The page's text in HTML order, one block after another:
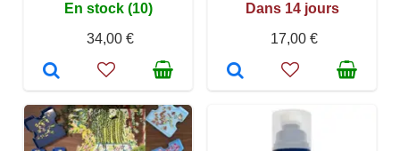
En stock (10)
34,00 €
Dans 14 jours
17,00 €